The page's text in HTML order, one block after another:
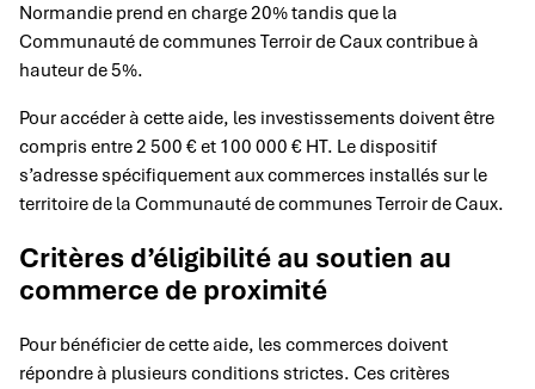
Normandie prend en charge 20% tandis que la
Communauté de communes Terroir de Caux contribue à
hauteur de 5%.
Pour accéder à cette aide, les investissements doivent être
compris entre 2 500 € et 100 000 € HT. Le dispositif
s’adresse spécifiquement aux commerces installés sur le
territoire de la Communauté de communes Terroir de Caux.
Critères d’éligibilité au soutien au
commerce de proximité
Pour bénéficier de cette aide, les commerces doivent
répondre à plusieurs conditions strictes. Ces critères